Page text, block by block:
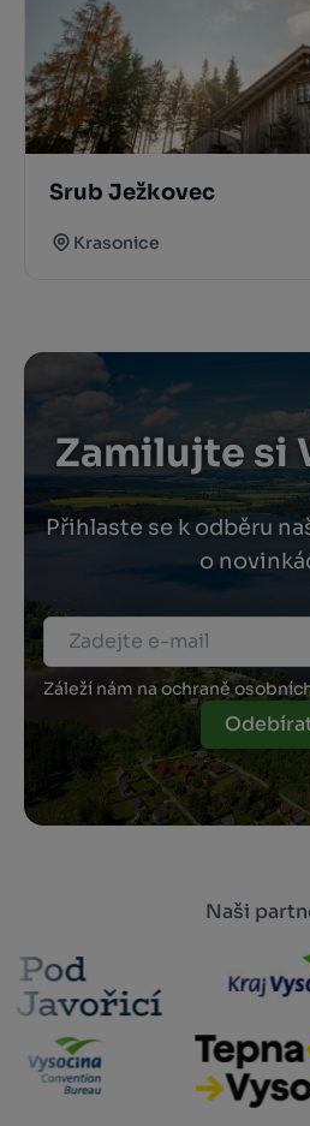
Srub Ježkovec
Krasonice
Zamilujte si
Přihlaste se k odběru
o
Záleží nám na ochraně
Naši